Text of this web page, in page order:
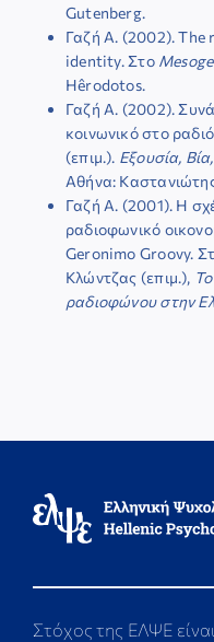
Gutenberg.
Γαζή Α. (2002). The
identity. Στο
Hêrodotos.
Γαζή Α. (2002).
κοινωνικό στο
(επιμ.). Εξουσία,
Αθήνα:
Γαζή Α. (2001). Η
ραδιοφωνικό
Geronimo Groovy.
Κλώντζας (επιμ.),
ραδιοφώνου στην
Στόχος της ΕΛΨΕ